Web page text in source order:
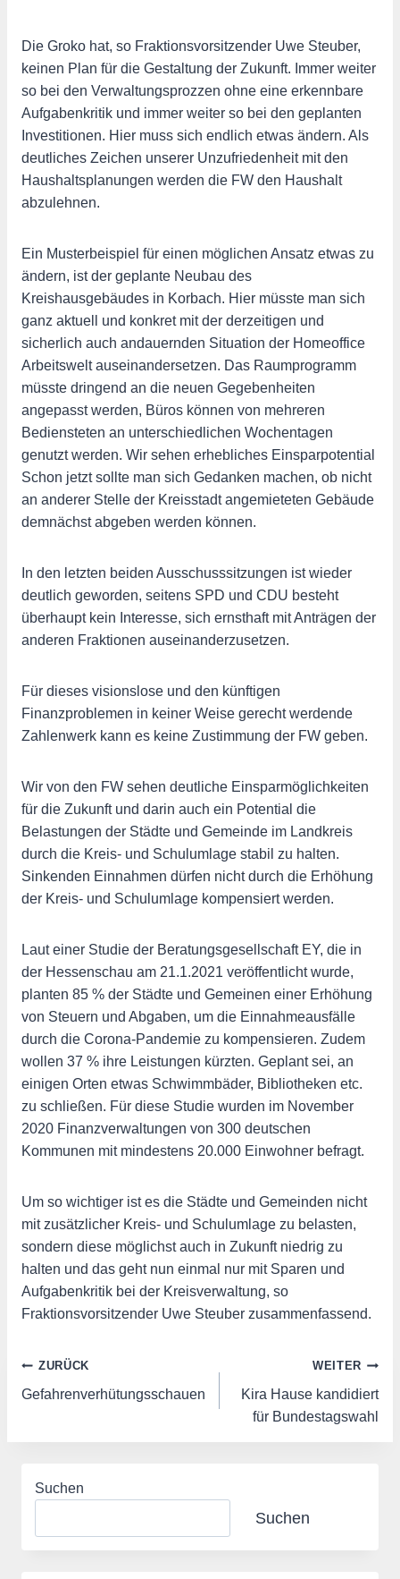
Die Groko hat, so Fraktionsvorsitzender Uwe Steuber,
keinen Plan für die Gestaltung der Zukunft. Immer weiter
so bei den Verwaltungsprozzen ohne eine erkennbare
Aufgabenkritik und immer weiter so bei den geplanten
Investitionen. Hier muss sich endlich etwas ändern. Als
deutliches Zeichen unserer Unzufriedenheit mit den
Haushaltsplanungen werden die FW den Haushalt
abzulehnen.
Ein Musterbeispiel für einen möglichen Ansatz etwas zu
ändern, ist der geplante Neubau des
Kreishausgebäudes in Korbach. Hier müsste man sich
ganz aktuell und konkret mit der derzeitigen und
sicherlich auch andauernden Situation der Homeoffice
Arbeitswelt auseinandersetzen. Das Raumprogramm
müsste dringend an die neuen Gegebenheiten
angepasst werden, Büros können von mehreren
Bediensteten an unterschiedlichen Wochentagen
genutzt werden. Wir sehen erhebliches Einsparpotential
Schon jetzt sollte man sich Gedanken machen, ob nicht
an anderer Stelle der Kreisstadt angemieteten Gebäude
demnächst abgeben werden können.
In den letzten beiden Ausschusssitzungen ist wieder
deutlich geworden, seitens SPD und CDU besteht
überhaupt kein Interesse, sich ernsthaft mit Anträgen der
anderen Fraktionen auseinanderzusetzen.
Für dieses visionslose und den künftigen
Finanzproblemen in keiner Weise gerecht werdende
Zahlenwerk kann es keine Zustimmung der FW geben.
Wir von den FW sehen deutliche Einsparmöglichkeiten
für die Zukunft und darin auch ein Potential die
Belastungen der Städte und Gemeinde im Landkreis
durch die Kreis- und Schulumlage stabil zu halten.
Sinkenden Einnahmen dürfen nicht durch die Erhöhung
der Kreis- und Schulumlage kompensiert werden.
Laut einer Studie der Beratungsgesellschaft EY, die in
der Hessenschau am 21.1.2021 veröffentlicht wurde,
planten 85 % der Städte und Gemeinen einer Erhöhung
von Steuern und Abgaben, um die Einnahmeausfälle
durch die Corona-Pandemie zu kompensieren. Zudem
wollen 37 % ihre Leistungen kürzten. Geplant sei, an
einigen Orten etwas Schwimmbäder, Bibliotheken etc.
zu schließen. Für diese Studie wurden im November
2020 Finanzverwaltungen von 300 deutschen
Kommunen mit mindestens 20.000 Einwohner befragt.
Um so wichtiger ist es die Städte und Gemeinden nicht
mit zusätzlicher Kreis- und Schulumlage zu belasten,
sondern diese möglichst auch in Zukunft niedrig zu
halten und das geht nun einmal nur mit Sparen und
Aufgabenkritik bei der Kreisverwaltung, so
Fraktionsvorsitzender Uwe Steuber zusammenfassend.
Beitragsnavigation
ZURÜCK
Gefahrenverhütungsschauen
WEITER
Kira Hause kandidiert
für Bundestagswahl
Suchen
Suchen